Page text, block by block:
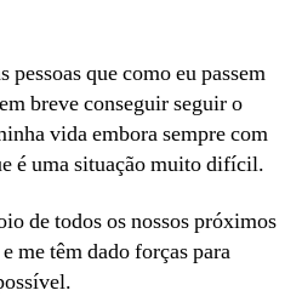
pessoas que como eu passem
breve conseguir seguir o
vida embora sempre com
é uma situação muito difícil.
de todos os nossos próximos
me têm dado forças para